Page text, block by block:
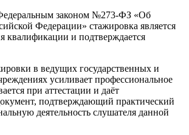
законом №273-ФЗ «Об
Федерации» стажировка является
и подтверждается
в ведущих государственных и
усиливает профессиональное
при аттестации и даёт
подтверждающий практический
деятельность слушателя данной